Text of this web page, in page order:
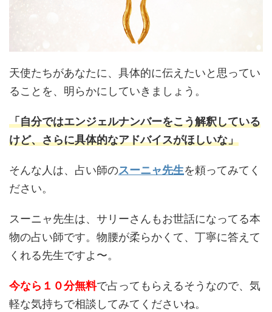
天使たちがあなたに、具体的に伝えたいと思ってい
ることを、明らかにしていきましょう。
「自分ではエンジェルナンバーをこう解釈している
けど、さらに具体的なアドバイスがほしいな」
そんな人は、占い師のスーニャ先生を頼ってみてく
ださい。
スーニャ先生は、サリーさんもお世話になってる本
物の占い師です。物腰が柔らかくて、丁寧に答えて
くれる先生ですよ〜。
今なら１０分無料で占ってもらえるそうなので、気
軽な気持ちで相談してみてくださいね。